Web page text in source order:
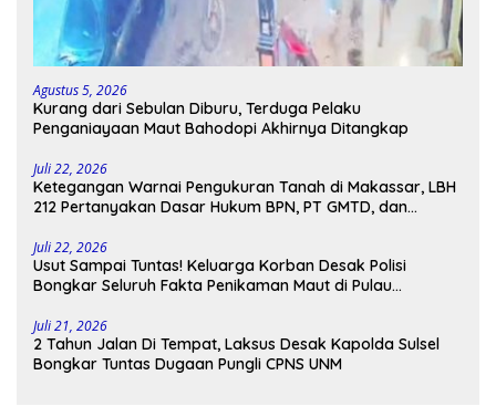
Agustus 5, 2026
Kurang dari Sebulan Diburu, Terduga Pelaku
Penganiayaan Maut Bahodopi Akhirnya Ditangkap
Juli 22, 2026
Ketegangan Warnai Pengukuran Tanah di Makassar, LBH
212 Pertanyakan Dasar Hukum BPN, PT GMTD, dan
Juli 22, 2026
Usut Sampai Tuntas! Keluarga Korban Desak Polisi
Bongkar Seluruh Fakta Penikaman Maut di Pulau
Juli 21, 2026
2 Tahun Jalan Di Tempat, Laksus Desak Kapolda Sulsel
Bongkar Tuntas Dugaan Pungli CPNS UNM